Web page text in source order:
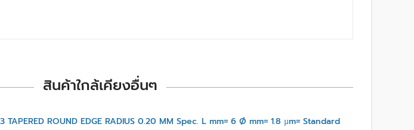
สินค้าใกล้เคียงอื่นๆ
TAPERED ROUND EDGE RADIUS 0.20 MM Spec. L mm= 6 Ø mm= 1.8 µm= Standard